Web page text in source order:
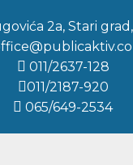
2a, Stari
011/2637-128
011/2187-920
065/649-2534